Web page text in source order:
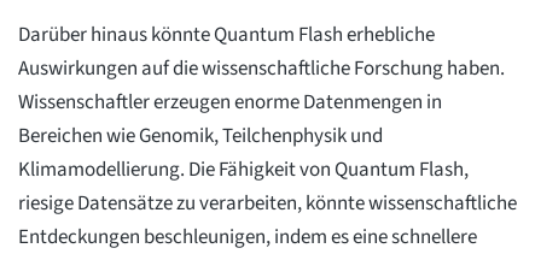
Darüber hinaus könnte Quantum Flash erhebliche
Auswirkungen auf die wissenschaftliche Forschung haben.
Wissenschaftler erzeugen enorme Datenmengen in
Bereichen wie Genomik, Teilchenphysik und
Klimamodellierung. Die Fähigkeit von Quantum Flash,
riesige Datensätze zu verarbeiten, könnte wissenschaftliche
Entdeckungen beschleunigen, indem es eine schnellere